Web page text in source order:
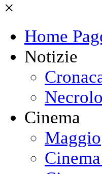
×
Home
Notizie
Cinema
Maggio